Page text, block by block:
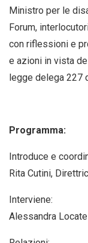
Ministro per le
Forum,
con riflessioni e
e azioni in vista
legge delega 227
Programma:
Introduce e
Rita Cutini,
Interviene:
Alessandra